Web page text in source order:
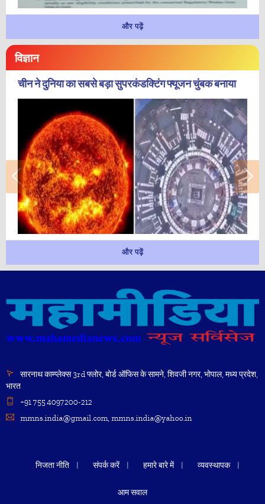
और पढ़ें
विज्ञान
चीन ने दुनिया का सबसे बड़ा सुपरकंडक्टिंग फ्यूजन चुंबक बनाया
और पढ़ें
सारनाथ काम्प्लेक्स 3rd फ्लोर, बोर्ड ऑफिस के सामने, शिवजी नगर, भोपाल, मध्य प्रदेश,
भारत
+91 755 4097200-212
mmns.india@gmail.com, mmns.india@yahoo.in
निजता नीति संपर्क करें हमारे बारे में व्यवस्थापक
आम सवाल